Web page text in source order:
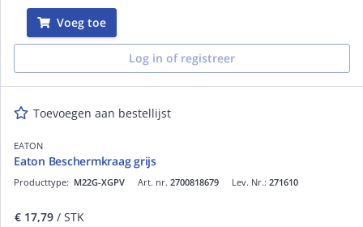
Voeg toe
Log in of registreer
Toevoegen aan bestellijst
EATON
Eaton Beschermkraag grijs
Art. nr. 2700818679
Producttype: M22G-XGPV Lev. Nr.: 271610
€ 17,79 / STK